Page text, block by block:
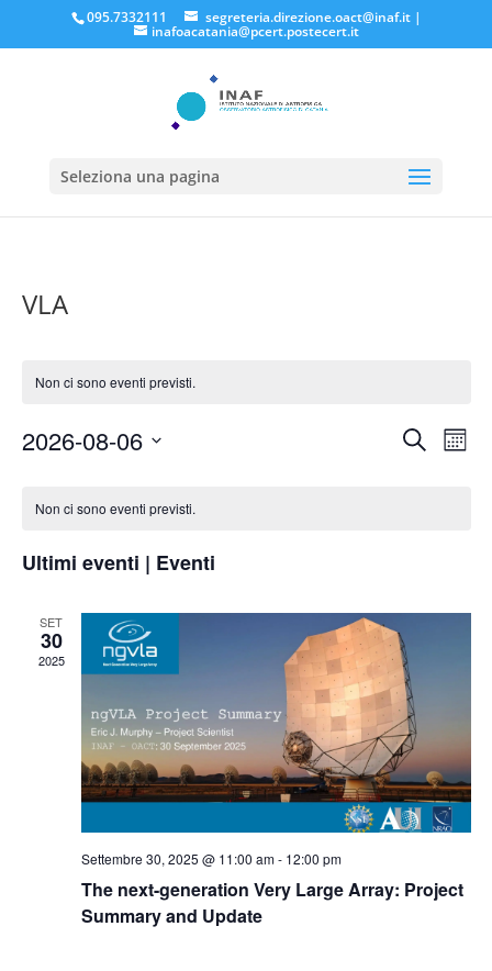
095.7332111 segreteria.direzione.oact@inaf.it|
inafoacatania@pcert.postecert.it
Seleziona una pagina
VLA
Non ci sono eventi previsti.
Eventi
CercaMese
2026-08-06
data.
di
Eventi
Non ci sono eventi previsti.
Ultimi eventi | Eventi
SET
30
2025
Settembre 30, 2025 @ 11:00 am- 12:00 pm
The next-generation Very Large Array: Project
Summary and Update